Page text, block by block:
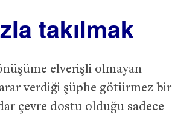
takılmak
elverişli olmayan
verdiği şüphe götürmez bir
çevre dostu olduğu sadece